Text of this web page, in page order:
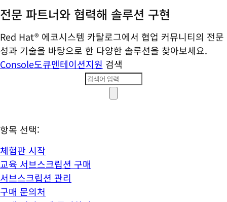
전문 파트너와 협력해 솔루션 구현
Red Hat® 에코시스템 카탈로그에서 협업 커뮤니티의 전문
성과 기술을 바탕으로 한 다양한 솔루션을 찾아보세요.
Console도큐멘테이션지원 검색
항목 선택:
체험판 시작
교육 서브스크립션 구매
서브스크립션 관리
구매 문의처